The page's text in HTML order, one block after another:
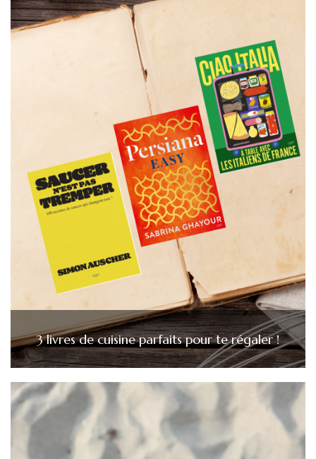
3 livres de cuisine parfaits pour te régaler !